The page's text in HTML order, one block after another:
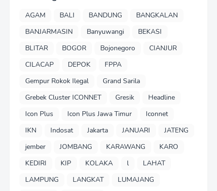
AGAM BALI BANDUNG
BANGKALAN
BANJARMASIN
Banyuwangi
BEKASI
BLITAR
BOGOR Bojonegoro
CIANJUR
CILACAP
DEPOK
FPPA
Gempur Rokok Ilegal
Grand Sarila
Grebek Cluster ICONNET
Gresik
Headline
Icon Plus
Icon Plus Jawa Timur
Iconnet
IKN
Indosat Jakarta JANUARI
JATENG
jember
JOMBANG KARAWANG
KARO
KEDIRI
KIP KOLAKA l
LAHAT
LAMPUNG
LANGKAT
LUMAJANG